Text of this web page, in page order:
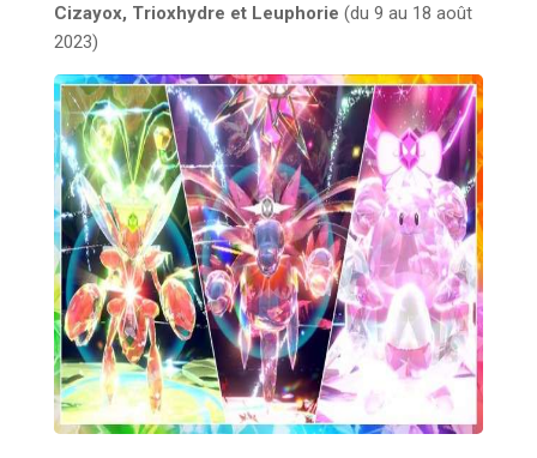
Cizayox, Trioxhydre et Leuphorie (du 9 au 18 août
2023)